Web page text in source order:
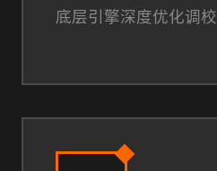
底层引擎深度优化调校